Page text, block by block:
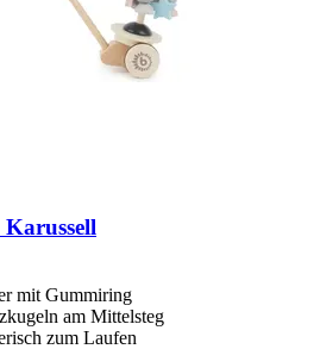
mit Gummiring
am Mittelsteg
zum Laufen